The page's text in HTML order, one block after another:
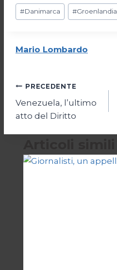
Tag
articolo:
#Danimarca #Groenlandia
Mario Lombardo
Navigazione
articoli
PRECEDENTE
Venezuela, l’ultimo
atto del Diritto